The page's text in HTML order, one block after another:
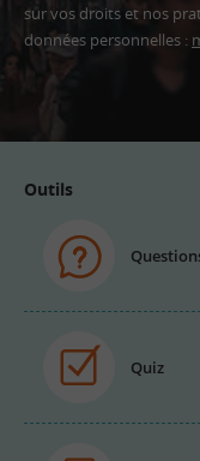
sur vos droits et nos
données personnelles :
Outils
Quiz